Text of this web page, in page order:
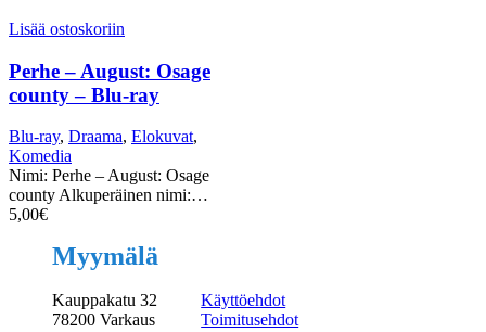
Lisää ostoskoriin
Perhe – August: Osage
county – Blu-ray
Blu-ray, Draama, Elokuvat,
Komedia
Nimi: Perhe – August: Osage
county Alkuperäinen nimi:…
5,00€
Myymälä
Kauppakatu 32
78200 Varkaus
Käyttöehdot
Toimitusehdot